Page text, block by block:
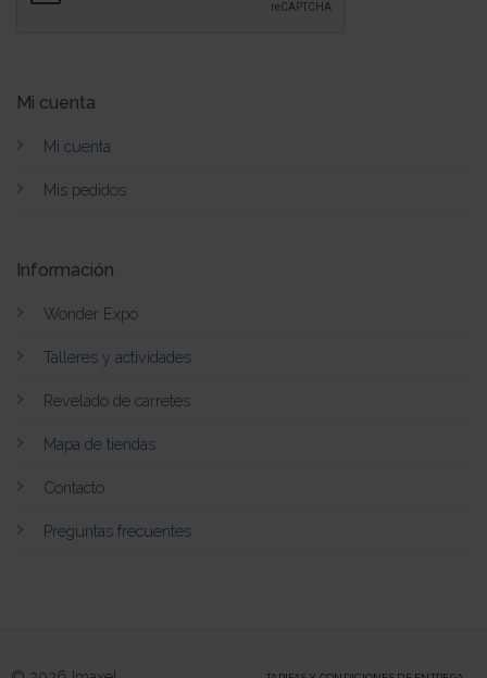
Mi cuenta
Mi cuenta
Mis pedidos
Información
Wonder Expo
Talleres y actividades
Revelado de carretes
Mapa de tiendas
Contacto
Preguntas frecuentes